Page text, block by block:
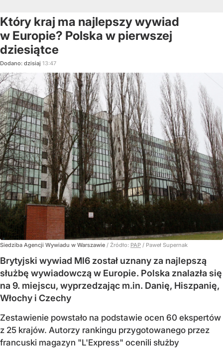
Który kraj ma najlepszy wywiad
w Europie? Polska w pierwszej
dziesiątce
Dodano: dzisiaj 13:47
Siedziba Agencji Wywiadu w Warszawie / Źródło: PAP / Paweł Supernak
Brytyjski wywiad MI6 został uznany za najlepszą
służbę wywiadowczą w Europie. Polska znalazła się
na 9. miejscu, wyprzedzając m.in. Danię, Hiszpanię,
Włochy i Czechy
Zestawienie powstało na podstawie ocen 60 ekspertów
z 25 krajów. Autorzy rankingu przygotowanego przez
francuski magazyn "L'Express" ocenili służby